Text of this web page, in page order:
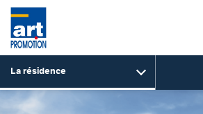
La résidence